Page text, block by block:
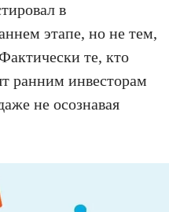
в
этапе, но не тем,
те, кто
ранним инвесторам
не осознавая